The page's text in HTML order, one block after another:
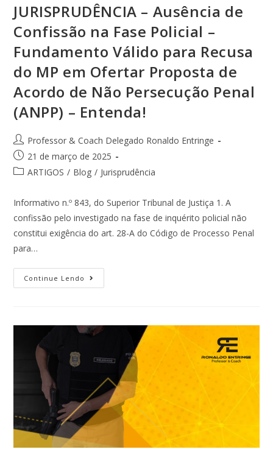
JURISPRUDÊNCIA – Ausência de
Confissão na Fase Policial –
Fundamento Válido para Recusa
do MP em Ofertar Proposta de
Acordo de Não Persecução Penal
(ANPP) – Entenda!
Professor & Coach Delegado Ronaldo Entringe
21 de março de 2025
ARTIGOS / Blog / Jurisprudência
Informativo n.º 843, do Superior Tribunal de Justiça 1. A
confissão pelo investigado na fase de inquérito policial não
constitui exigência do art. 28-A do Código de Processo Penal
para…
Continue Lendo